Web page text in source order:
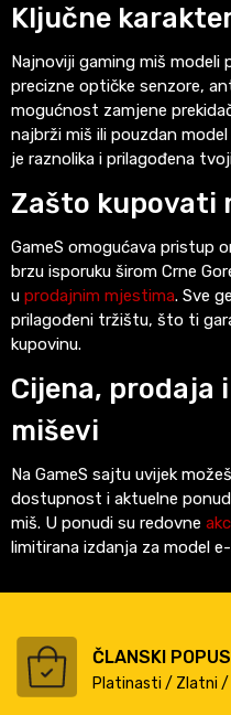
Ključne
Najnoviji gaming miš modeli
precizne optičke senzore,
mogućnost zamjene
najbrži miš ili pouzdan
je raznolika i prilagođena
Zašto kupovati
GameS omogućava pristup
brzu isporuku širom Crne
u prodajnim mjestima. Sve
prilagođeni tržištu, što ti
kupovinu.
Cijena, prodaja
miševi
Na GameS sajtu uvijek
dostupnost i aktuelne
miš. U ponudi su redovne
limitirana izdanja za model
ČLANSKI
Platinasti / Zlatni /